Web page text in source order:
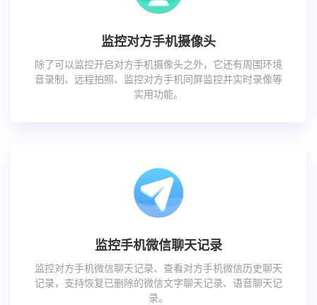
监控对方手机摄像头
除了可以监控开启对方手机摄像头之外，它还有周围环境
音录制、远程拍照、监控对方手机同屏监控并实时录像等
实用功能。
监控手机微信聊天记录
监控对方手机微信聊天记录、查看对方手机微信历史聊天
记录，支持恢复已删除的微信文字聊天记录、语音聊天记
录。